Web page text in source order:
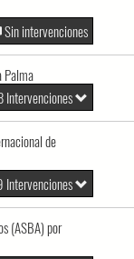
Sin intervenciones
Palma
Intervenciones
de
Intervenciones
(ASBA) por